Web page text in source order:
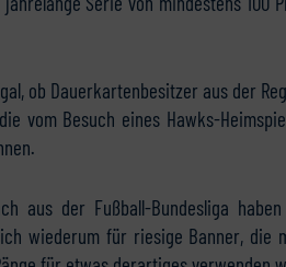
ob Dauerkartenbesitzer aus der
vom Besuch eines Hawks-
aus der Fußball-Bundesliga
wiederum für riesige Banner, die